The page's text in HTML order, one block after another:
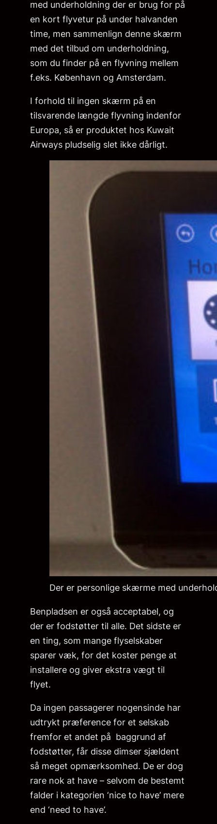
med underholdning der er brug for på
en kort flyvetur på under halvanden
time, men sammenlign denne skærm
med det tilbud om underholdning,
som du finder på en flyvning mellem
f.eks. København og Amsterdam.
I forhold til ingen skærm på en
tilsvarende længde flyvning indenfor
Europa, så er produktet hos Kuwait
Airways pludselig slet ikke dårligt.
Der er personlige skærme med
Benpladsen er også acceptabel, og
der er fodstøtter til alle. Det sidste er
en ting, som mange flyselskaber
sparer væk, for det koster penge at
installere og giver ekstra vægt til
flyet.
Da ingen passagerer nogensinde har
udtrykt præference for et selskab
fremfor et andet på baggrund af
fodstøtter, får disse dimser sjældent
så meget opmærksomhed. De er dog
rare nok at have – selvom de bestemt
falder i kategorien ‘nice to have’ mere
end ‘need to have’.